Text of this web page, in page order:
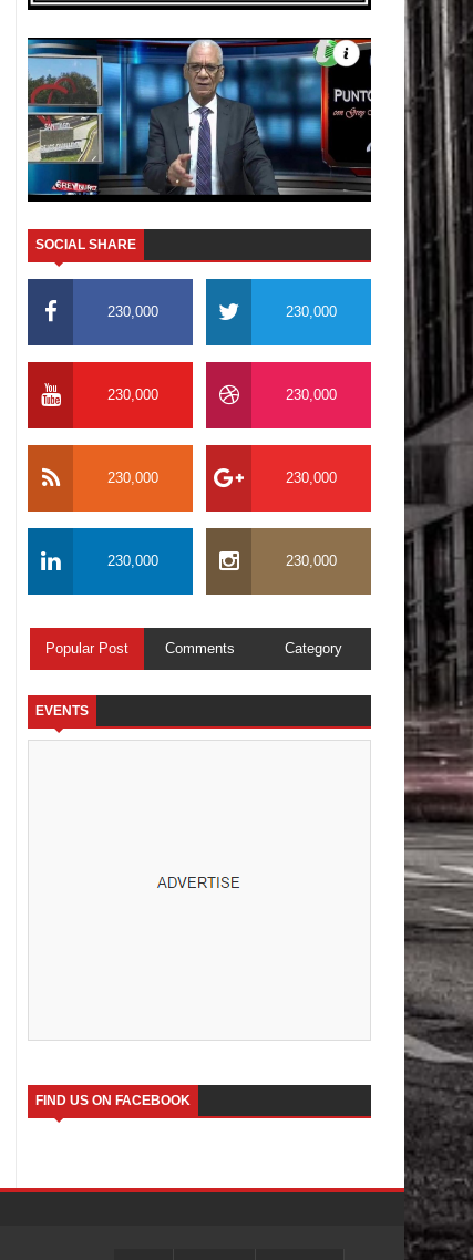
SOCIAL SHARE
230,000 230,000
230,000 230,000
230,000 230,000
230,000 230,000
Popular Post Comments Category
EVENTS
FIND US ON FACEBOOK